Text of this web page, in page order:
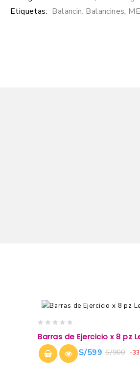
Etiquetas: Balancin, Balancines,
out
of
5
Barras de Ejercicio x 8 pz
S/900
S/599 -